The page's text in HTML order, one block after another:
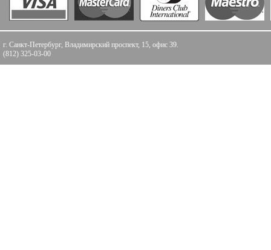
г. Санкт-Петербург, Владимирский проспект, 15, офис 39.
(812) 325-03-00